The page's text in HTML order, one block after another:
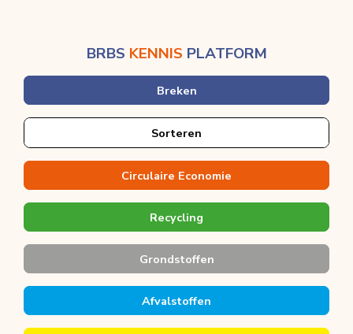
BRBS KENNIS PLATFORM
Breken
Sorteren
Circulaire Economie
Recycling
Grondstoffen
Afvalstoffen